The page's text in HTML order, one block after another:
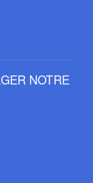
NOTRE